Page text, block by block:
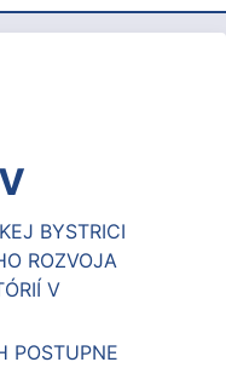
BYSTRICI
ROZVOJA
V
POSTUPNE